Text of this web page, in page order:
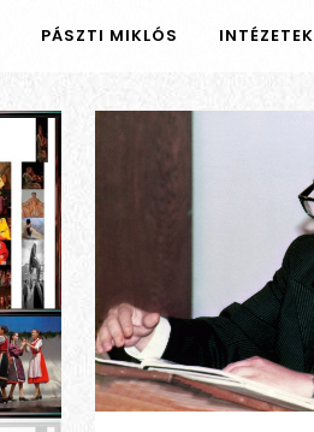
PÁSZTI MIKLÓS INTÉZETEK